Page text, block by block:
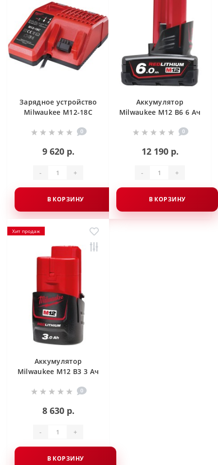
Зарядное устройство
Milwaukee M12-18C
0
9 620 р.
- +
В КОРЗИНУ
Аккумулятор
Milwaukee M12 B6 6 Ач
0
12 190 р.
- +
В КОРЗИНУ
Хит продаж
Аккумулятор
Milwaukee M12 B3 3 Ач
0
8 630 р.
- +
В КОРЗИНУ